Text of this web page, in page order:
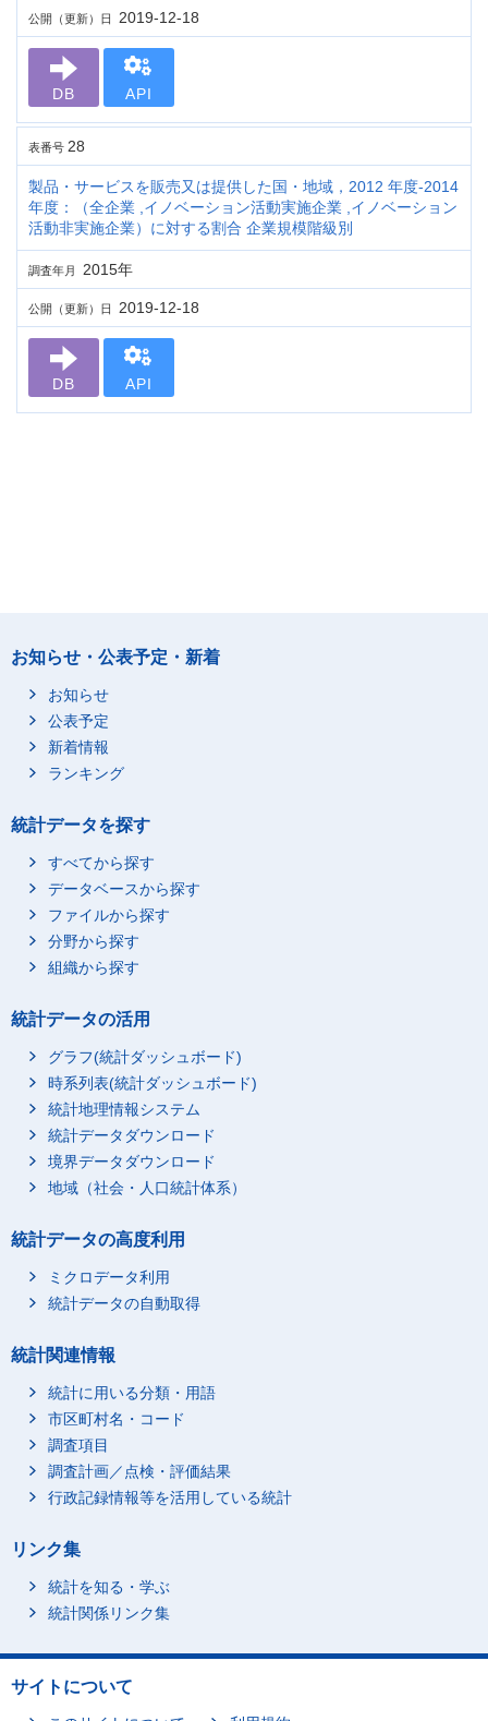
公開（更新）日 2019-12-18
DB API
表番号 28
製品・サービスを販売又は提供した国・地域，2012 年度-2014
年度：（全企業 ,イノベーション活動実施企業 ,イノベーション
活動非実施企業）に対する割合 企業規模階級別
調査年月 2015年
公開（更新）日 2019-12-18
DB API
お知らせ・公表予定・新着
お知らせ
公表予定
新着情報
ランキング
統計データを探す
すべてから探す
データベースから探す
ファイルから探す
分野から探す
組織から探す
統計データの活用
グラフ(統計ダッシュボード)
時系列表(統計ダッシュボード)
統計地理情報システム
統計データダウンロード
境界データダウンロード
地域（社会・人口統計体系）
統計データの高度利用
ミクロデータ利用
統計データの自動取得
統計関連情報
統計に用いる分類・用語
市区町村名・コード
調査項目
調査計画／点検・評価結果
行政記録情報等を活用している統計
リンク集
統計を知る・学ぶ
統計関係リンク集
サイトについて